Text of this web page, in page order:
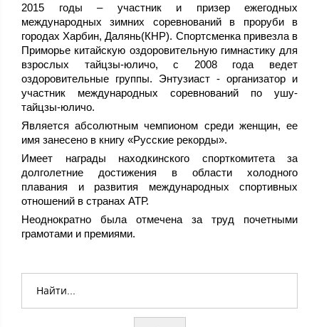
2015 годы – участник и призер ежегодных
международных зимних соревнований в проруби в
городах Харбин, Далянь(КНР). Спортсменка привезла в
Приморье китайскую оздоровительную гимнастику для
взрослых тайцзы-юличо, с 2008 года ведет
оздоровительные группы. Энтузиаст - организатор и
участник международных соревнований по ушу-
тайцзы-юличо.
Является абсолютным чемпионом среди женщин, ее
имя занесено в книгу «Русские рекорды».
Имеет награды находкинского спорткомитета за
долголетние достижения в области холодного
плавания и развития международных спортивных
отношений в странах АТР.
Неоднократно была отмечена за труд почетными
грамотами и премиями.